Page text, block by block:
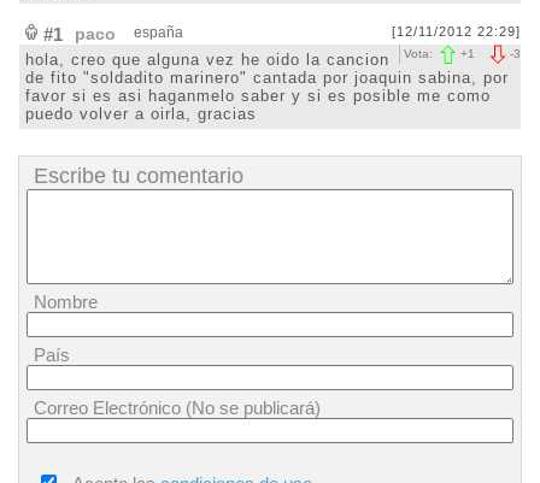
#1 paco españa [12/11/2012 22:29]
-3
Vota: +1
hola, creo que alguna vez he oido la cancion
de fito "soldadito marinero" cantada por joaquin sabina, por
favor si es asi haganmelo saber y si es posible me como
puedo volver a oirla, gracias
Escribe tu comentario
Nombre
País
Correo Electrónico (No se publicará)